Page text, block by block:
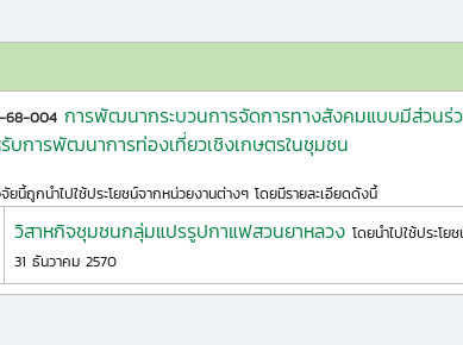
68-004 การพัฒนากระบวนการจัดการทางสังคมแบบมีส่วน
บการพัฒนาการท่องเที่ยวเชิงเกษตรในชุมชน
ยนี้ถูกนำไปใช้ประโยชน์จากหน่วยงานต่างๆ โดยมีรายละเอียดดังนี้
วิสาหกิจชุมชนกลุ่มแปรรูปกาแฟสวนยาหลวง โดยนำไปใช้ประโ
31 ธันวาคม 2570